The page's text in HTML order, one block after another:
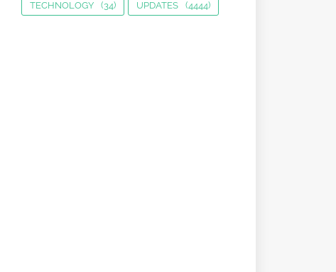
TECHNOLOGY (34) UPDATES (4444)